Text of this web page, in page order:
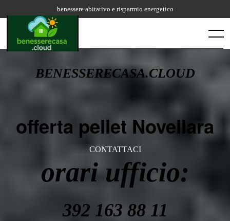
benessere abitativo e risparmio energetico
Menu
BENESSERECASA.CLOUD
offerta pellet Novellara
CONTATTACI
orari ufficio:
392 163 88 11